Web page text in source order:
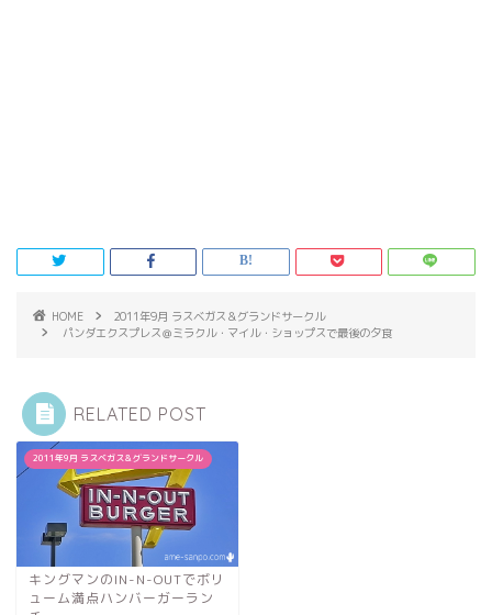
HOME
2011年9月 ラスベガス＆グランドサークル
パンダエクスプレス＠ミラクル・マイル・ショップスで最後の夕食
RELATED POST
2011年9月 ラスベガス＆グランドサークル
キングマンのIN-N-OUTでボリ
ューム満点ハンバーガーラン